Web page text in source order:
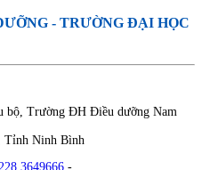
- TRƯỜNG ĐẠI HỌC
bộ, Trường ĐH Điều dưỡng Nam
Tỉnh Ninh Bình
3649666 -